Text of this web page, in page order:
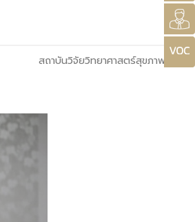
สถาบันวิจัยวิทยาศาสตร์สุขภาพ